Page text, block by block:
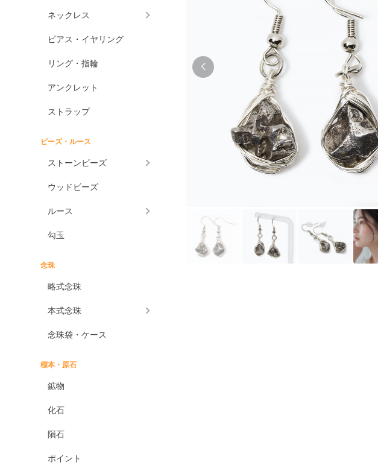
ネックレス
ピアス・イヤリング
リング・指輪
アンクレット
ストラップ
ビーズ・ルース
ストーンビーズ
ウッドビーズ
ルース
勾玉
念珠
略式念珠
本式念珠
念珠袋・ケース
標本・原石
鉱物
化石
隕石
ポイント